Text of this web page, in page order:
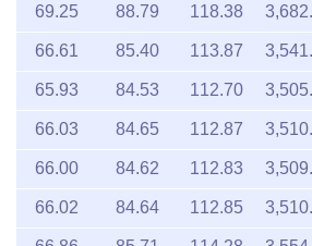
118.38
88.79
69.25
113.87
85.40
66.61
112.70
84.53
65.93
112.87
84.65
66.03
112.83
84.62
66.00
112.85
84.64
66.02